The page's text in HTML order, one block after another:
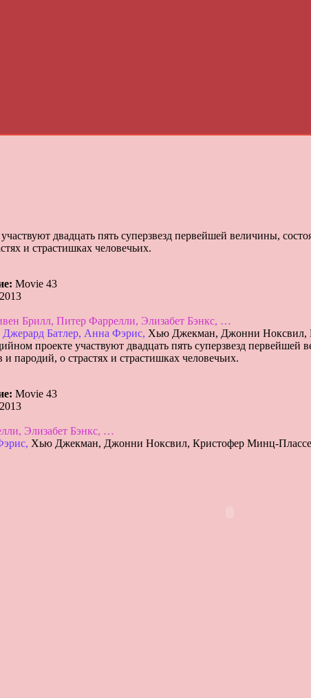
двадцать пять cуперзвезд первейшей величины,
и страстишках человечьих.
Movie 43
2013
Брилл, Питер Фаррелли, Элизабет Бэнкс, …
Батлер, Анна Фэрис, Хью Джекман, Джонни Ноксвил,
проекте участвуют двадцать пять cуперзвезд
и пародий, о страстях и страстишках человечьих.
Movie 43
2013
Элизабет Бэнкс, …
Хью Джекман, Джонни Ноксвил, Кристофер Минц-